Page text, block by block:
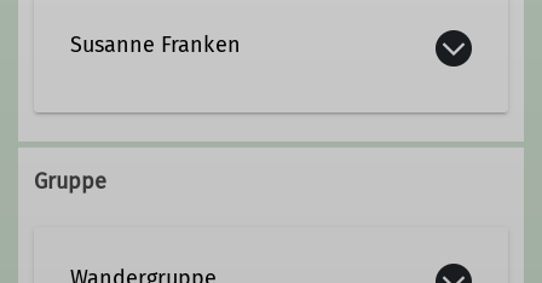
Susanne Franken
05601-2105
0176-82926719
Gruppe